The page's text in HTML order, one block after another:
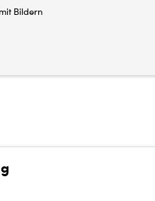
Bildern